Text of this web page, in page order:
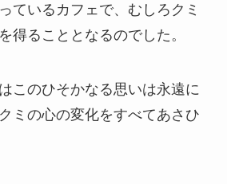
ているカフェで、むしろクミ
得ることとなるのでした。
このひそかなる思いは永遠に
ミの心の変化をすべてあさひ